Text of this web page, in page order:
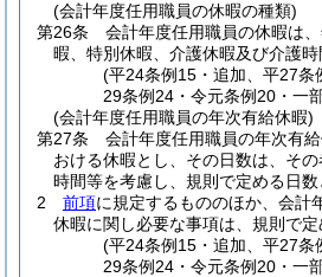
(会計年度任用職員の休暇の種類)
第26条
会計年度任用職員の休暇は
暇、特別休暇、介護休暇及び介護時
(平24条例15・追加、平27条
29条例24・令元条例20・一
(会計年度任用職員の年次有給休暇)
第27条
会計年度任用職員の年次有
おける休暇とし、その日数は、そ
時間等を考慮し、規則で定める日数
2
前項に規定するもののほか、会計
休暇に関し必要な事項は、規則で定
(平24条例15・追加、平27条
29条例24・令元条例20・一